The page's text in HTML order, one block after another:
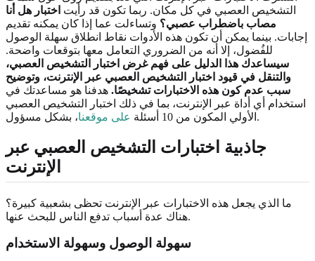
التشخيص العصبي في كل مكان. ربما تكون قد رأيت اختبار هل أنا
مصاب باضطراب عصبي؟ وتساءلت عما إذا كان يمكنه تقديم
إجابات. بينما يمكن أن تكون هذه الأدوات نقاط انطلاق سهلة الوصول
للفُضول، إلا أنه من الضروري التعامل معها بتوقعات واضحة.
سيساعدك هذا الدليل على فهمغرض اختبار التشخيص العصبي،
والتنقل في قيود اختبار التشخيص العصبي عبر الإنترنت، وتوضيح
سبب عدم كون هذه الاختباراتتشخيصًا. هدفنا هو مساعدتك في
استخدام أي أداة عبر الإنترنت، بما في ذلك اختبار التشخيص العصبي
الأولي المكون من 10 أسئلة
على موقعنا ، بشكل مسؤول.
جاذبية اختبارات التشخيص العصبي عبر
الإنترنت
ما الذي يجعل هذه الاختبارات عبر الإنترنت تحظى بشعبية كبيرة؟
هناك عدة أسباب تدفع الناس للبحث عنها.
سهولة الوصول وسهولة الاستخدام